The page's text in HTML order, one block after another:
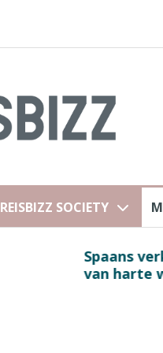
REISBIZZ SOCIETY
Spaans
van harte welkom’